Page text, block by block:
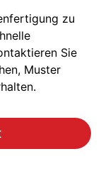
zu
Sie
Muster